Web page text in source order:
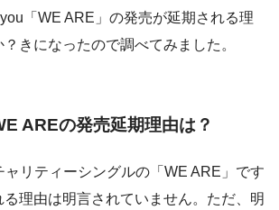
「WE ARE」の発売が延期される理
きになったので調べてみました。
AREの発売延期理由は？
ャリティーシングルの「WE ARE」です
理由は明言されていません。ただ、明